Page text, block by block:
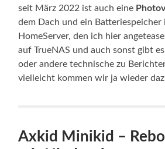
seit März 2022 ist auch eine
dem Dach und ein Batteriespeicher
HomeServer, den ich hier
auf TrueNAS und auch sonst gibt
oder andere technische zu
vielleicht kommen wir ja wieder
Axkid Minikid –